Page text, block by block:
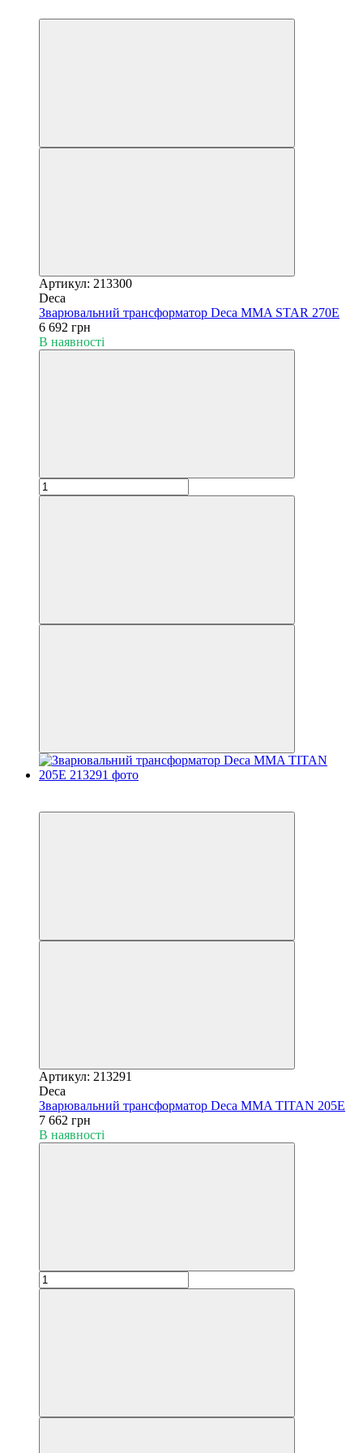
Артикул: 213300
Deca
Зварювальний трансформатор Deca MMA STAR 270E
6 692 грн
В наявності
Артикул: 213291
Deca
Зварювальний трансформатор Deca MMA TITAN 205E
7 662 грн
В наявності